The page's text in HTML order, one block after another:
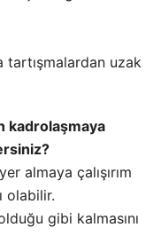
uzak
kadrolaşmaya
almaya çalışırım
olabilir.
gibi kalmasını